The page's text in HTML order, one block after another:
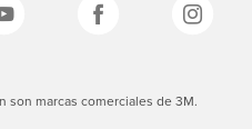
son marcas comerciales de 3M.